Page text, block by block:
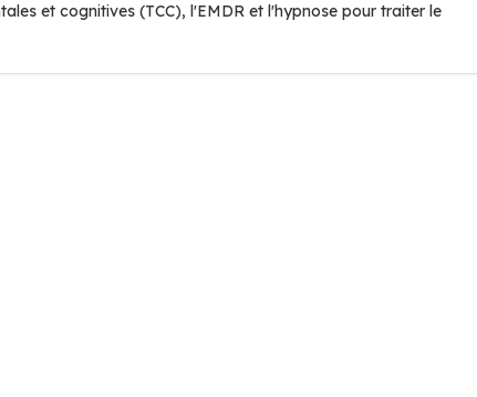
et cognitives (TCC), l'EMDR et l'hypnose pour traiter le